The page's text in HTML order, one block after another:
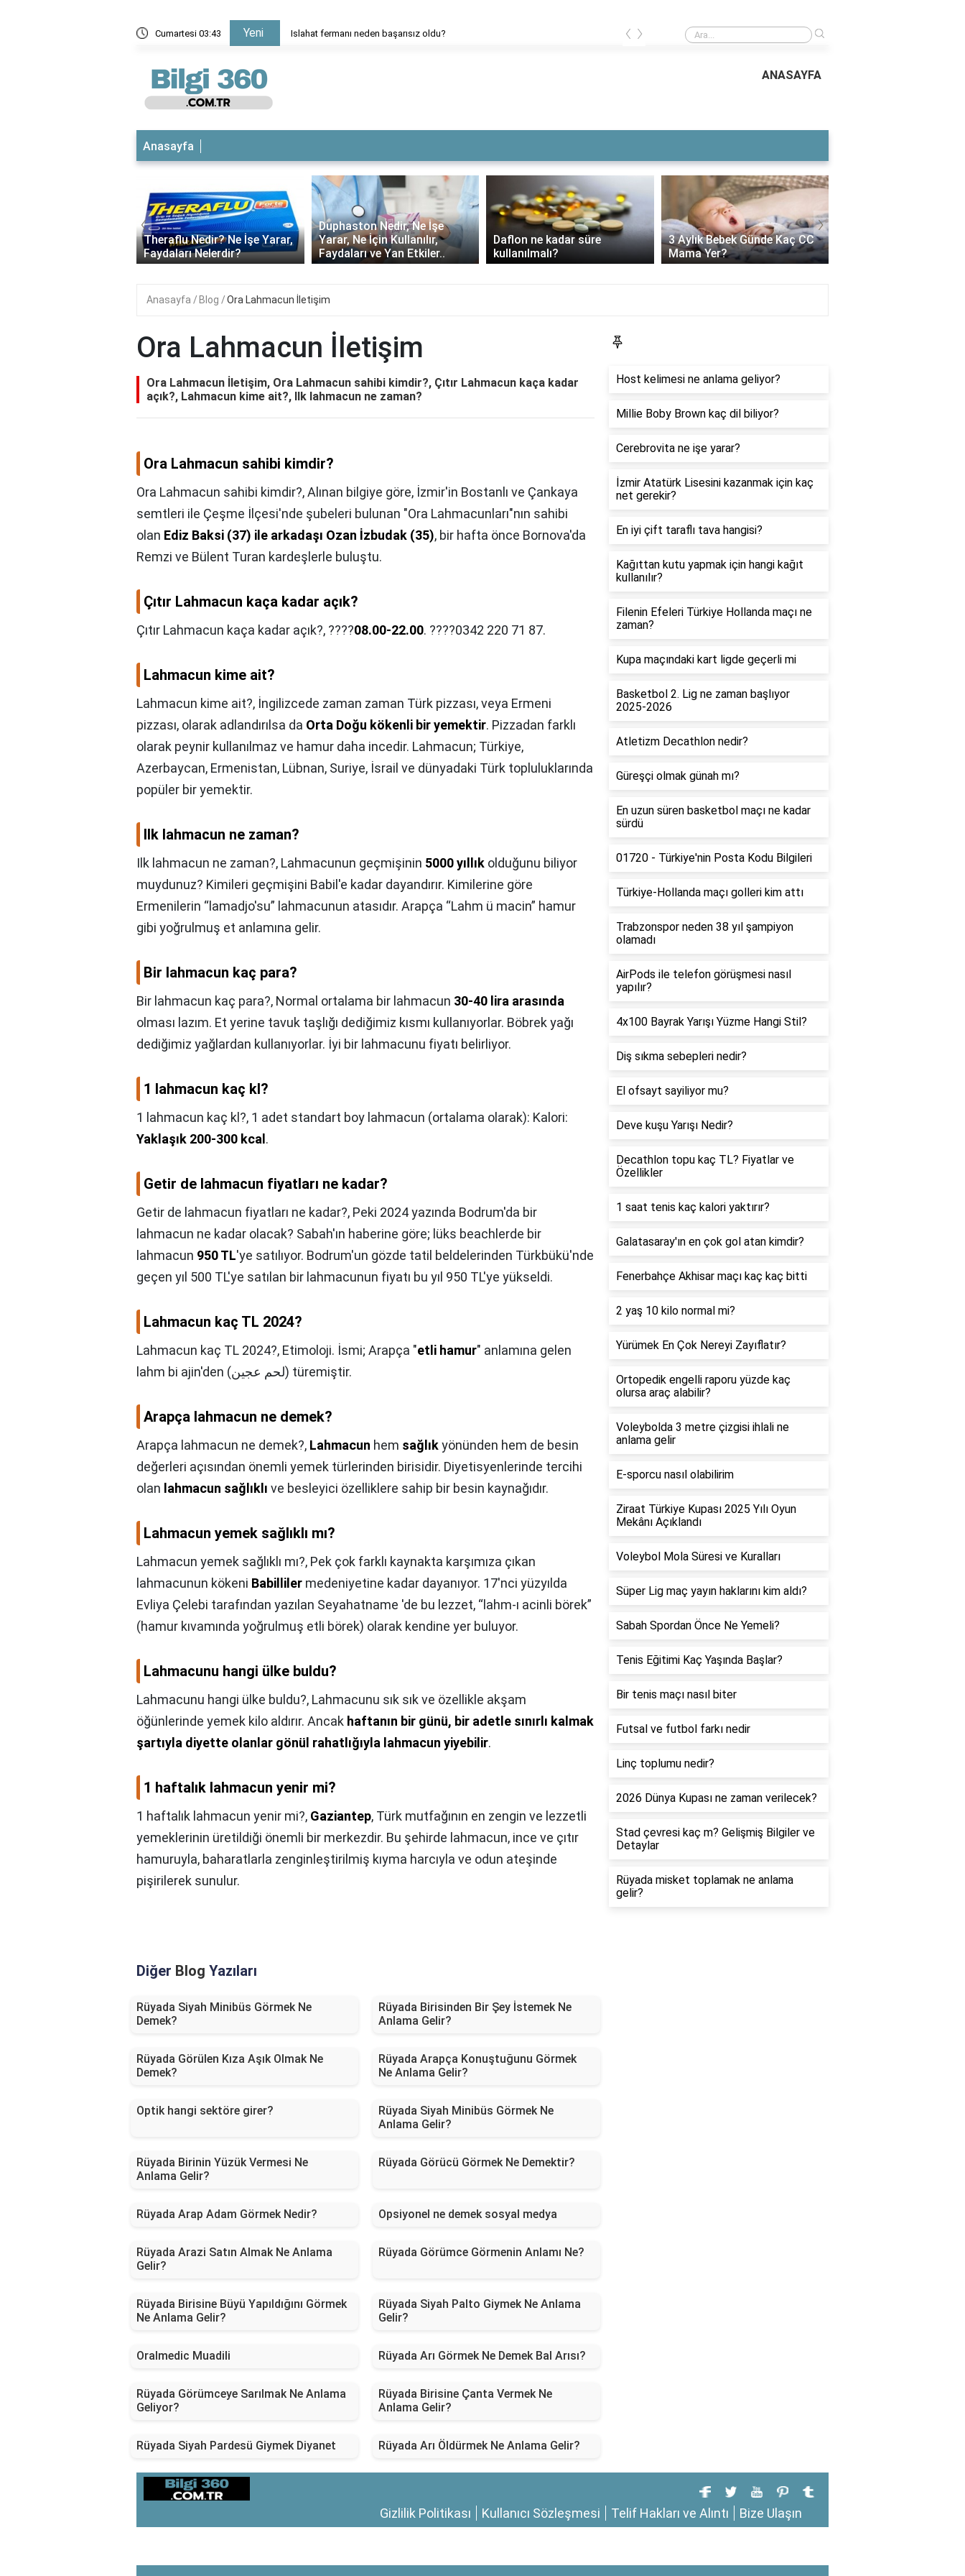
Cumartesi 03:43 Yeni Islahat fermanı neden başarısız oldu? TDI mı daha iyi dizel mi?
‹ ›
ANASAYFA
Anasayfa
Theraflu Nedir? Ne İşe Yarar,
Faydaları Nelerdir?
Duphaston Nedir, Ne İşe
Yarar, Ne İçin Kullanılır,
Faydaları ve Yan Etkiler..
Daflon ne kadar süre
kullanılmalı?
3 Aylık Bebek Günde Kaç CC
Mama Yer?
‹ ›
Anasayfa Blog Ora Lahmacun İletişim
Ora Lahmacun İletişim
Ora Lahmacun İletişim, Ora Lahmacun sahibi kimdir?, Çıtır Lahmacun kaça kadar
açık?, Lahmacun kime ait?, Ilk lahmacun ne zaman?
Ora Lahmacun sahibi kimdir?
Ora Lahmacun sahibi kimdir?,Alınan bilgiye göre, İzmir'in Bostanlı ve Çankaya
semtleri ile Çeşme İlçesi'nde şubeleri bulunan "Ora Lahmacunları"nın sahibi
olan Ediz Baksi (37) ile arkadaşı Ozan İzbudak (35), bir hafta önce Bornova'da
Remzi ve Bülent Turan kardeşlerle buluştu.
Çıtır Lahmacun kaça kadar açık?
Çıtır Lahmacun kaça kadar açık?, ????08.00-22.00. ????0342 220 71 87.
Lahmacun kime ait?
Lahmacun kime ait?, İngilizcede zaman zaman Türk pizzası, veya Ermeni
pizzası, olarak adlandırılsa da Orta Doğu kökenli bir yemektir. Pizzadan farklı
olarak peynir kullanılmaz ve hamur daha incedir. Lahmacun; Türkiye,
Azerbaycan, Ermenistan, Lübnan, Suriye, İsrail ve dünyadaki Türk topluluklarında
popüler bir yemektir.
Ilk lahmacun ne zaman?
Ilk lahmacun ne zaman?, Lahmacunun geçmişinin 5000 yıllık olduğunu biliyor
muydunuz? Kimileri geçmişini Babil'e kadar dayandırır. Kimilerine göre
Ermenilerin “lamadjo'su” lahmacunun atasıdır. Arapça “Lahm ü macin” hamur
gibi yoğrulmuş et anlamına gelir.
Bir lahmacun kaç para?
Bir lahmacun kaç para?, Normal ortalama bir lahmacun 30-40 lira arasında
olması lazım. Et yerine tavuk taşlığı dediğimiz kısmı kullanıyorlar. Böbrek yağı
dediğimiz yağlardan kullanıyorlar. İyi bir lahmacunu fiyatı belirliyor.
1 lahmacun kaç kl?
1 lahmacun kaç kl?, 1 adet standart boy lahmacun (ortalama olarak): Kalori:
Yaklaşık 200-300 kcal .
Getir de lahmacun fiyatları ne kadar?
Getir de lahmacun fiyatları ne kadar?, Peki 2024 yazında Bodrum'da bir
lahmacun ne kadar olacak? Sabah'ın haberine göre; lüks beachlerde bir
lahmacun 950 TL'ye satılıyor. Bodrum'un gözde tatil beldelerinden Türkbükü'nde
geçen yıl 500 TL'ye satılan bir lahmacunun fiyatı bu yıl 950 TL'ye yükseldi.
Lahmacun kaç TL 2024?
Lahmacun kaç TL 2024?, Etimoloji. İsmi; Arapça "etli hamur" anlamına gelen
lahm bi ajin'den (لحم عجين) türemiştir.
Arapça lahmacun ne demek?
Arapça lahmacun ne demek?, Lahmacun hem sağlıkyönünden hem de besin
değerleri açısından önemli yemek türlerinden birisidir. Diyetisyenlerinde tercihi
olan lahmacun sağlıklı ve besleyici özelliklere sahip bir besin kaynağıdır.
Lahmacun yemek sağlıklı mı?
Lahmacun yemek sağlıklı mı?, Pek çok farklı kaynakta karşımıza çıkan
lahmacunun kökeni Babilliler medeniyetine kadar dayanıyor. 17'nci yüzyılda
Evliya Çelebi tarafından yazılan Seyahatname 'de bu lezzet, “lahm-ı acinli börek”
(hamur kıvamında yoğrulmuş etli börek) olarak kendine yer buluyor.
Lahmacunu hangi ülke buldu?
Lahmacunu hangi ülke buldu?, Lahmacunu sık sık ve özellikle akşam
öğünlerinde yemek kilo aldırır. Ancak haftanın bir günü, bir adetle sınırlı kalmak
şartıyla diyette olanlar gönül rahatlığıyla lahmacun yiyebilir.
1 haftalık lahmacun yenir mi?
1 haftalık lahmacun yenir mi?, Gaziantep, Türk mutfağının en zengin ve lezzetli
yemeklerinin üretildiği önemli bir merkezdir. Bu şehirde lahmacun, ince ve çıtır
hamuruyla, baharatlarla zenginleştirilmiş kıyma harcıyla ve odun ateşinde
pişirilerek sunulur.
Diğer Blog Yazıları
Rüyada Siyah Minibüs Görmek Ne
Demek?
Rüyada Birisinden Bir Şey İstemek Ne
Anlama Gelir?
Rüyada Görülen Kıza Aşık Olmak Ne
Demek?
Rüyada Arapça Konuştuğunu Görmek
Ne Anlama Gelir?
Optik hangi sektöre girer?
Rüyada Siyah Minibüs Görmek Ne
Anlama Gelir?
Rüyada Birinin Yüzük Vermesi Ne
Anlama Gelir?
Rüyada Görücü Görmek Ne Demektir?
Rüyada Arap Adam Görmek Nedir? Opsiyonel ne demek sosyal medya
Rüyada Arazi Satın Almak Ne Anlama
Gelir?
Rüyada Görümce Görmenin Anlamı Ne?
Rüyada Birisine Büyü Yapıldığını Görmek
Ne Anlama Gelir?
Rüyada Siyah Palto Giymek Ne Anlama
Gelir?
Oralmedic Muadili Rüyada Arı Görmek Ne Demek Bal Arısı?
Rüyada Görümceye Sarılmak Ne Anlama
Geliyor?
Rüyada Birisine Çanta Vermek Ne
Anlama Gelir?
Rüyada Siyah Pardesü Giymek Diyanet Rüyada Arı Öldürmek Ne Anlama Gelir?
Host kelimesi ne anlama geliyor?
Millie Boby Brown kaç dil biliyor?
Cerebrovita ne işe yarar?
İzmir Atatürk Lisesini kazanmak için kaç
net gerekir?
En iyi çift taraflı tava hangisi?
Kağıttan kutu yapmak için hangi kağıt
kullanılır?
Filenin Efeleri Türkiye Hollanda maçı ne
zaman?
Kupa maçındaki kart ligde geçerli mi
Basketbol 2. Lig ne zaman başlıyor
2025-2026
Atletizm Decathlon nedir?
Güreşçi olmak günah mı?
En uzun süren basketbol maçı ne kadar
sürdü
01720 - Türkiye'nin Posta Kodu Bilgileri
Türkiye-Hollanda maçı golleri kim attı
Trabzonspor neden 38 yıl şampiyon
olamadı
AirPods ile telefon görüşmesi nasıl
yapılır?
4x100 Bayrak Yarışı Yüzme Hangi Stil?
Diş sıkma sebepleri nedir?
El ofsayt sayiliyor mu?
Deve kuşu Yarışı Nedir?
Decathlon topu kaç TL? Fiyatlar ve
Özellikler
1 saat tenis kaç kalori yaktırır?
Galatasaray'ın en çok gol atan kimdir?
Fenerbahçe Akhisar maçı kaç kaç bitti
2 yaş 10 kilo normal mi?
Yürümek En Çok Nereyi Zayıflatır?
Ortopedik engelli raporu yüzde kaç
olursa araç alabilir?
Voleybolda 3 metre çizgisi ihlali ne
anlama gelir
E-sporcu nasıl olabilirim
Ziraat Türkiye Kupası 2025 Yılı Oyun
Mekânı Açıklandı
Voleybol Mola Süresi ve Kuralları
Süper Lig maç yayın haklarını kim aldı?
Sabah Spordan Önce Ne Yemeli?
Tenis Eğitimi Kaç Yaşında Başlar?
Bir tenis maçı nasıl biter
Futsal ve futbol farkı nedir
Linç toplumu nedir?
2026 Dünya Kupası ne zaman verilecek?
Stad çevresi kaç m? Gelişmiş Bilgiler ve
Detaylar
Rüyada misket toplamak ne anlama
gelir?
Gizlilik Politikası Kullanıcı Sözleşmesi Telif Hakları ve Alıntı Bize Ulaşın